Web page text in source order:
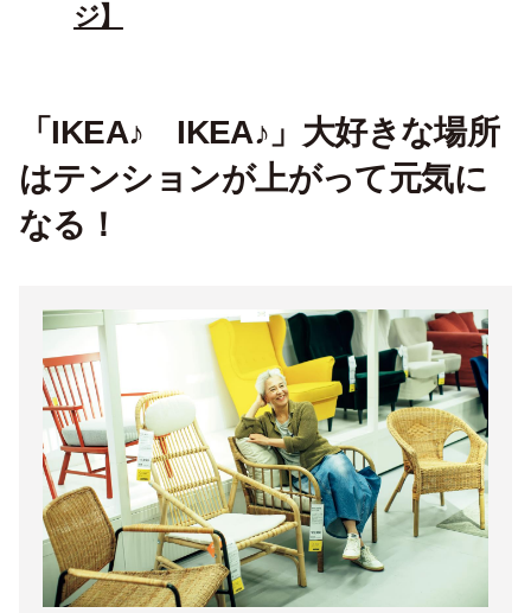
ジ】
「IKEA♪ IKEA♪」大好きな場所
はテンションが上がって元気に
なる！